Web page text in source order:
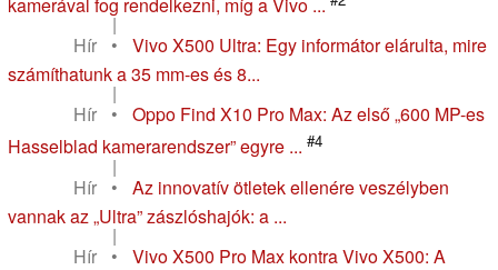
kamerával fog rendelkezni, míg a Vivo ...
|
Hír
•
Vivo X500 Ultra: Egy informátor elárulta, mire
számíthatunk a 35 mm-es és 8...
|
Hír
•
Oppo Find X10 Pro Max: Az első „600 MP-es
Hasselblad kamerarendszer” egyre ... #4
|
Hír
•
Az innovatív ötletek ellenére veszélyben
vannak az „Ultra” zászlóshajók: a ...
|
Hír
•
Vivo X500 Pro Max kontra Vivo X500: A